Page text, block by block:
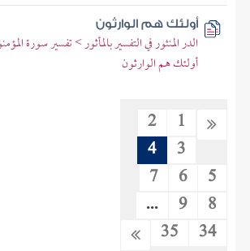
أولئك هم الوارثون
الدر المنثور في التفسير بالمأثور > تفسير سورة
أولئك هم الوارثون
1
2
3
4
5
6
7
8
9
...
34
35